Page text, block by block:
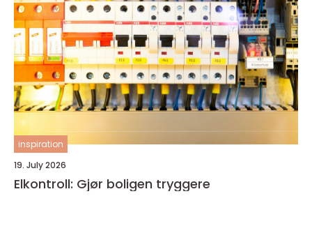
inspiration
19. July 2026
Elkontroll: Gjør boligen tryggere